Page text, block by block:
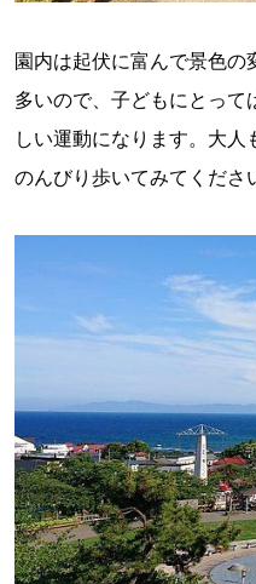
園内は起伏に富んで景色
多いので、子どもにとっ
しい運動になります。大
のんびり歩いてみてくださ